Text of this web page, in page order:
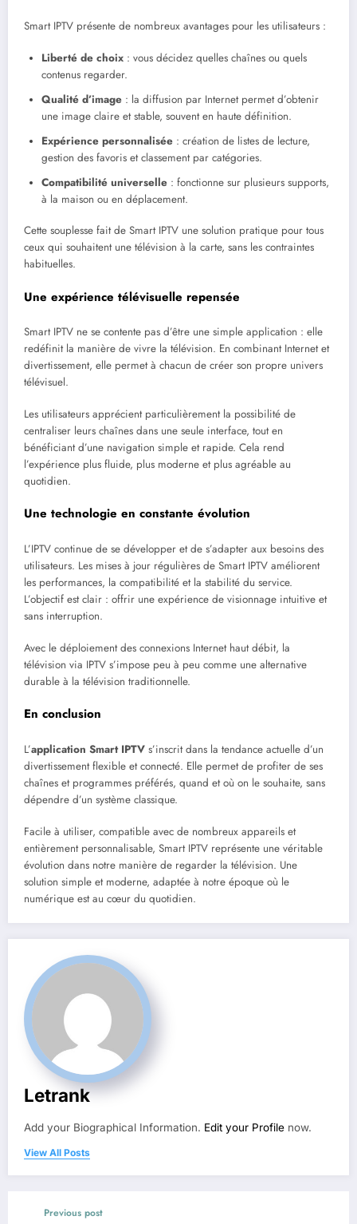
Smart IPTV présente de nombreux avantages pour les utilisateurs :
Liberté de choix : vous décidez quelles chaînes ou quels
contenus regarder.
Qualité d’image : la diffusion par Internet permet d’obtenir
une image claire et stable, souvent en haute définition.
Expérience personnalisée : création de listes de lecture,
gestion des favoris et classement par catégories.
Compatibilité universelle : fonctionne sur plusieurs supports,
à la maison ou en déplacement.
Cette souplesse fait de Smart IPTV une solution pratique pour tous
ceux qui souhaitent une télévision à la carte, sans les contraintes
habituelles.
Une expérience télévisuelle repensée
Smart IPTV ne se contente pas d’être une simple application : elle
redéfinit la manière de vivre la télévision. En combinant Internet et
divertissement, elle permet à chacun de créer son propre univers
télévisuel.
Les utilisateurs apprécient particulièrement la possibilité de
centraliser leurs chaînes dans une seule interface, tout en
bénéficiant d’une navigation simple et rapide. Cela rend
l’expérience plus fluide, plus moderne et plus agréable au
quotidien.
Une technologie en constante évolution
L’IPTV continue de se développer et de s’adapter aux besoins des
utilisateurs. Les mises à jour régulières de Smart IPTV améliorent
les performances, la compatibilité et la stabilité du service.
L’objectif est clair : offrir une expérience de visionnage intuitive et
sans interruption.
Avec le déploiement des connexions Internet haut débit, la
télévision via IPTV s’impose peu à peu comme une alternative
durable à la télévision traditionnelle.
En conclusion
L’application Smart IPTV s’inscrit dans la tendance actuelle d’un
divertissement flexible et connecté. Elle permet de profiter de ses
chaînes et programmes préférés, quand et où on le souhaite, sans
dépendre d’un système classique.
Facile à utiliser, compatible avec de nombreux appareils et
entièrement personnalisable, Smart IPTV représente une véritable
évolution dans notre manière de regarder la télévision. Une
solution simple et moderne, adaptée à notre époque où le
numérique est au cœur du quotidien.
Letrank
Add your Biographical Information. Edit your Profile now.
View All Posts
Previous post